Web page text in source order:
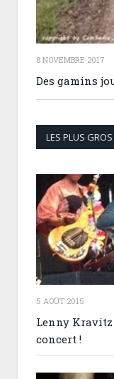
8 NOVEMBRE 2017
Des gamins
LES PLUS
5 AOÛT 2015
Lenny
concert !